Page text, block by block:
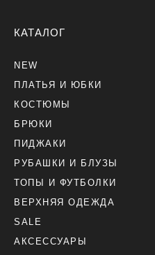
КАТАЛОГ
NEW
ПЛАТЬЯ И ЮБКИ
КОСТЮМЫ
БРЮКИ
ПИДЖАКИ
РУБАШКИ И БЛУЗЫ
ТОПЫ И ФУТБОЛКИ
ВЕРХНЯЯ ОДЕЖДА
SALE
АКСЕССУАРЫ